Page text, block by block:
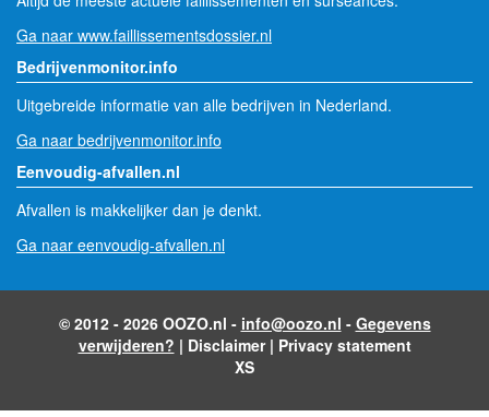
Ga naar www.faillissementsdossier.nl
Bedrijvenmonitor.info
Uitgebreide informatie van alle bedrijven in Nederland.
Ga naar bedrijvenmonitor.info
Eenvoudig-afvallen.nl
Afvallen is makkelijker dan je denkt.
Ga naar eenvoudig-afvallen.nl
© 2012 - 2026 OOZO.nl - info@oozo.nl - Gegevens
verwijderen? | Disclaimer| Privacy statement
XS